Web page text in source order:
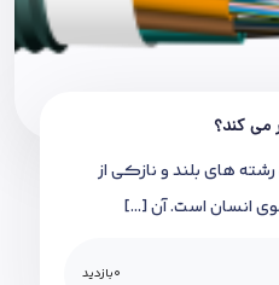
می کند؟
های بلند و نازکی از
انسان است. آن […]
0بازدید